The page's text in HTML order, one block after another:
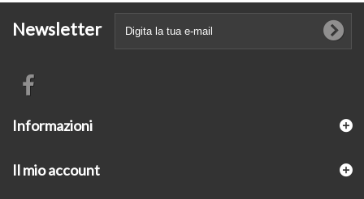
Newsletter
Informazioni
Il mio account